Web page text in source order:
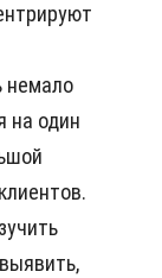
немало
на один